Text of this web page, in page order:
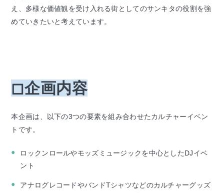
え、多様な価値観を受け入れる街としてのサンキタの役割を強
めていきたいと考えています。
◻︎企画内容
本企画は、以下の3つの要素を組み合わせたカルチャーイベン
トです。
ロックンロールやモッズミュージックを中心としたDJイベ
ント
アナログレコードやバンドTシャツなどのカルチャーグッズ